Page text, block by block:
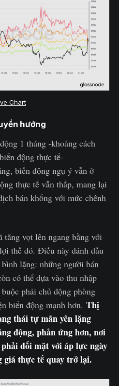
Chart
hướng
1 tháng -khoảng cách
động thực tế-
biến động ngụ ý vẫn ở
thực tế vẫn thấp, mang lại
bán khống với mức chênh
tăng vọt lên ngang bằng với
thế đó. Điều này đánh dấu
lặng: những người bán
có thể dựa vào thu nhập
phải chủ động phòng
biến động mạnh hơn. Thị
thái tự mãn yên lặng
động, phản ứng hơn, nơi
đối mặt với áp lực ngày
giá thực tế quay trở lại.